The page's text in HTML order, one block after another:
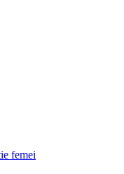
femei